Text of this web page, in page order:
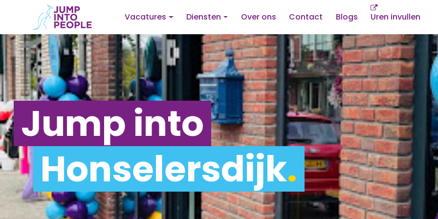
Vacatures Diensten Over ons Contact Blogs Uren invullen
Jump into
Honselersdijk.